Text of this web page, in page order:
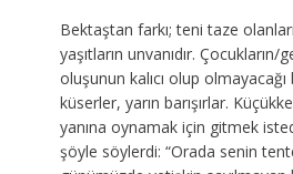
Bektaştan farkı; teni taze
yaşıtların unvanıdır. Çocukların/
oluşunun kalıcı olup
küserler, yarın barışırlar.
yanına oynamak için gitmek
şöyle söylerdi: “Orada senin